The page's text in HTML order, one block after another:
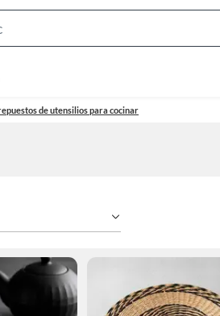
Bar
de utensilios para cocinar